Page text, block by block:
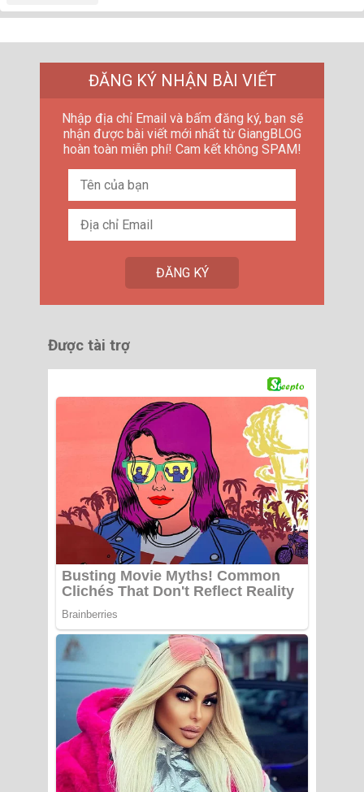
ĐĂNG KÝ NHẬN BÀI VIẾT
Nhập địa chỉ Email và bấm đăng ký, bạn sẽ
nhận được bài viết mới nhất từ GiangBLOG
hoàn toàn miễn phí! Cam kết không SPAM!
Được tài trợ